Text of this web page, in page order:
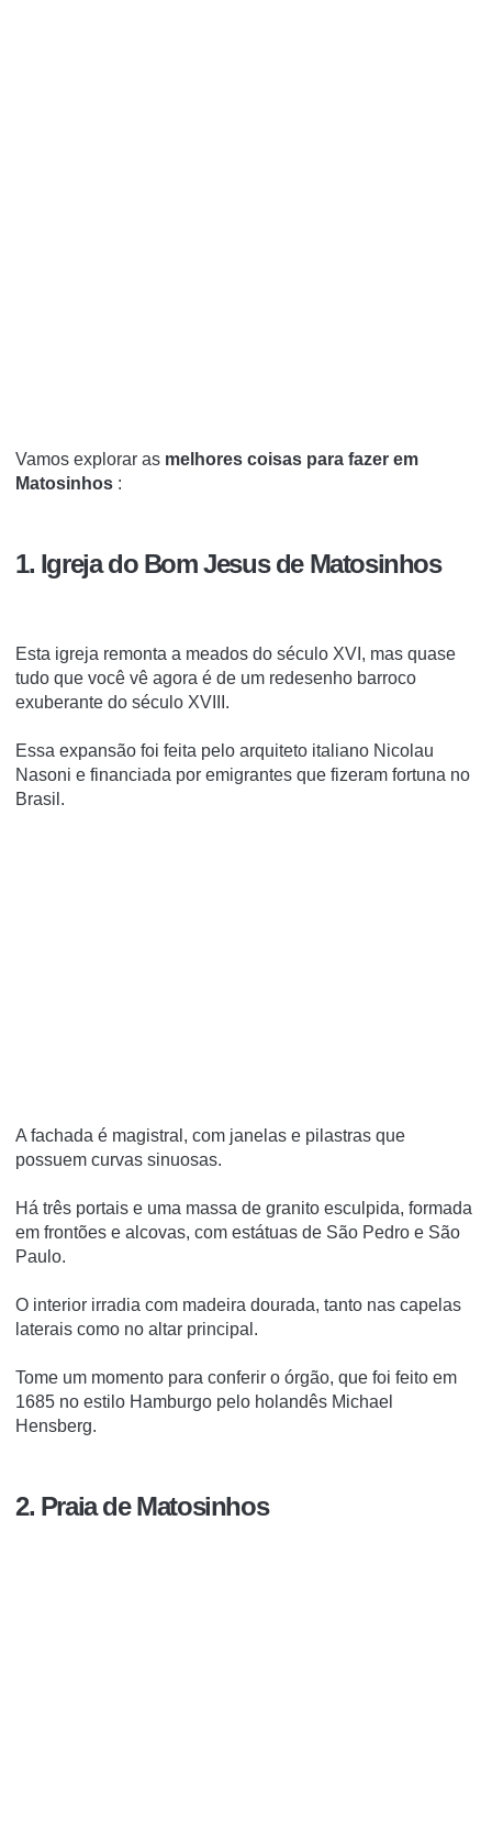
Vamos explorar as melhores coisas para fazer em
Matosinhos :
1. Igreja do Bom Jesus de Matosinhos
Esta igreja remonta a meados do século XVI, mas quase
tudo que você vê agora é de um redesenho barroco
exuberante do século XVIII.
Essa expansão foi feita pelo arquiteto italiano Nicolau
Nasoni e financiada por emigrantes que fizeram fortuna no
Brasil.
A fachada é magistral, com janelas e pilastras que
possuem curvas sinuosas.
Há três portais e uma massa de granito esculpida, formada
em frontões e alcovas, com estátuas de São Pedro e São
Paulo.
O interior irradia com madeira dourada, tanto nas capelas
laterais como no altar principal.
Tome um momento para conferir o órgão, que foi feito em
1685 no estilo Hamburgo pelo holandês Michael
Hensberg.
2. Praia de Matosinhos